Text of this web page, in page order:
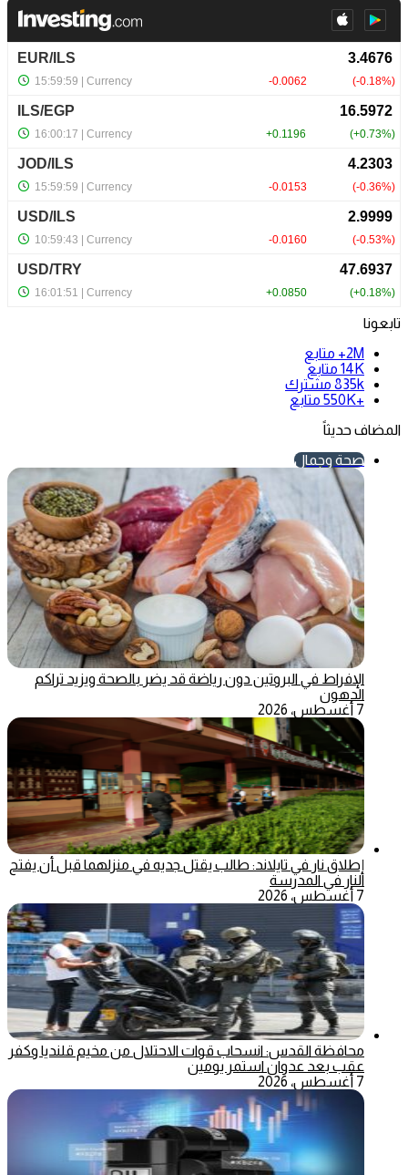
تابعونا
2M+
متابع
14K متابع
835k مشترك
+550K
متابع
المضاف حديثاً
صحة وجمال
الإفراط في البروتين دون رياضة قد يضر بالصحة ويزيد تراكم
الدهون
7 أغسطس، 2026
إطلاق نار في تايلاند: طالب يقتل جديه في منزلهما قبل أن يفتح
النار في المدرسة
7 أغسطس، 2026
محافظة القدس: انسحاب قوات الاحتلال من مخيم قلنديا وكفر
عقب بعد عدوان استمر يومين
7 أغسطس، 2026